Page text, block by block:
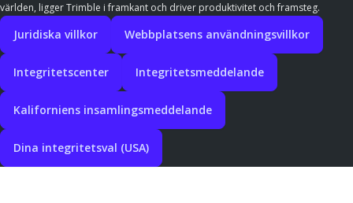
världen, ligger Trimble i framkant och driver produktivitet och framsteg.
Juridiska villkor Webbplatsens användningsvillkor
Integritetscenter Integritetsmeddelande
Kaliforniens insamlingsmeddelande
Dina integritetsval (USA)